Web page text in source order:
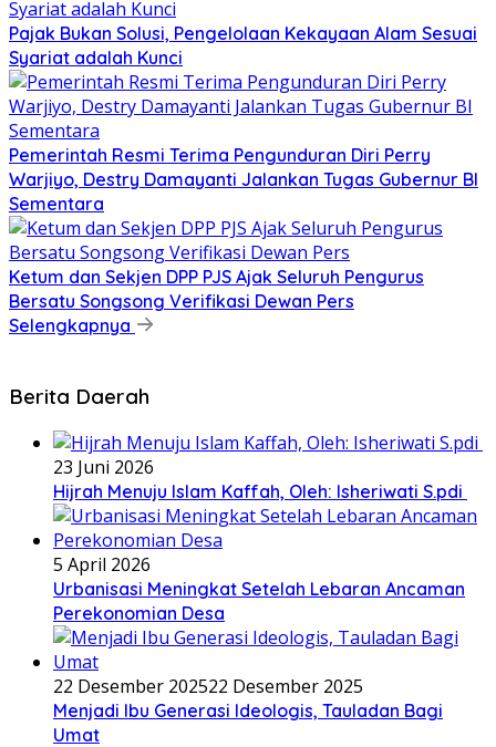
Pajak Bukan Solusi, Pengelolaan Kekayaan Alam Sesuai
Syariat adalah Kunci
Pemerintah Resmi Terima Pengunduran Diri Perry
Warjiyo, Destry Damayanti Jalankan Tugas Gubernur BI
Sementara
Ketum dan Sekjen DPP PJS Ajak Seluruh Pengurus
Bersatu Songsong Verifikasi Dewan Pers
Selengkapnya
Berita Daerah
23 Juni 2026
Hijrah Menuju Islam Kaffah, Oleh: Isheriwati S.pdi
5 April 2026
Urbanisasi Meningkat Setelah Lebaran Ancaman
Perekonomian Desa
22 Desember 202522 Desember 2025
Menjadi Ibu Generasi Ideologis, Tauladan Bagi
Umat